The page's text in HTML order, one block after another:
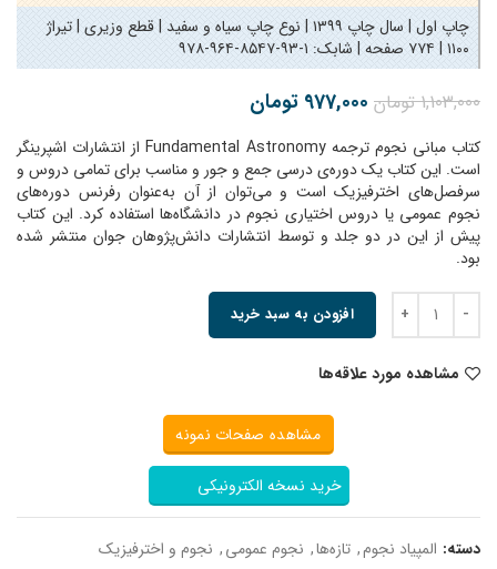
چاپ اول | سال چاپ ۱۳۹۹ | نوع چاپ سیاه و سفید | قطع وزیری | تیراژ
۱۱۰۰ | ۷۷۴ صفحه | شابک:
۹۷۸-۹۶۴-۸۵۴۷-۹۳-۱
1,103,000 تومان 977,000 تومان
کتاب مبانی نجوم ترجمه Fundamental Astronomy از انتشارات اشپرینگر
است. این کتاب یک دوره‌ی درسی جمع و جور و مناسب برای تمامی دروس و
سرفصل‌های اخترفیزیک است و می‌توان از آن به‌عنوان رفرنس دوره‌های
نجوم عمومی یا دروس اختیاری نجوم در دانشگاه‌ها استفاده کرد. این کتاب
پیش از این در دو جلد و توسط انتشارات دانش‌پژوهان جوان منتشر شده
بود.
افزودن به سبد خرید
مشاهده مورد علاقه‌ها
مشاهده صفحات نمونه
خرید نسخه الکترونیکی
دسته: المپیاد نجوم, تازه‌ها, نجوم عمومی, نجوم و اخترفیزیک